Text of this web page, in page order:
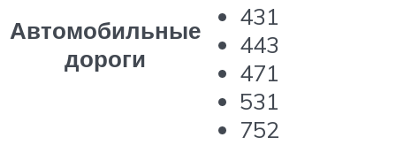
Автомобильные
дороги
431
443
471
531
752